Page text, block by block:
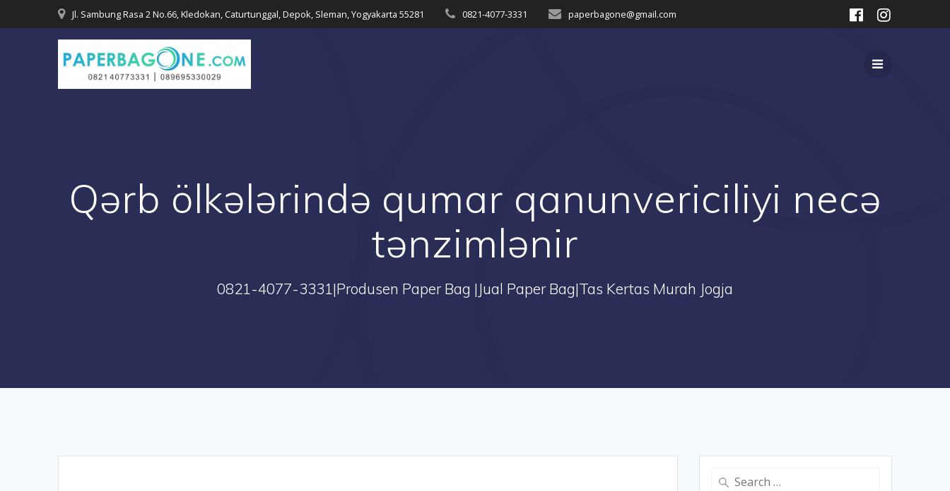
to
Jl. Sambung Rasa 2 No.66, Kledokan, Caturtunggal, Depok, Sleman, Yogyakarta 55281 0821-4077-3331 paperbagone@gmail.com
Qərb ölkələrində qumar qanunvericiliyi necə
tənzimlənir
0821-4077-3331|Produsen Paper Bag |Jual Paper Bag|Tas Kertas Murah Jogja
Search